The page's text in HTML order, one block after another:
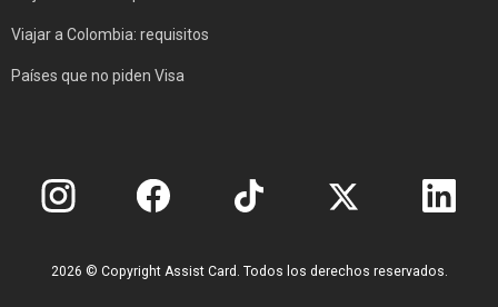
Viajar a Colombia: requisitos
Países que no piden Visa
2026 © Copyright Assist Card. Todos los derechos reservados.